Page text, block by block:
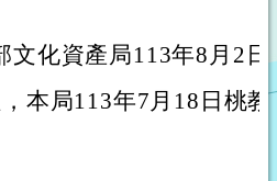
文化資產局113年8月2
本局113年7月18日桃